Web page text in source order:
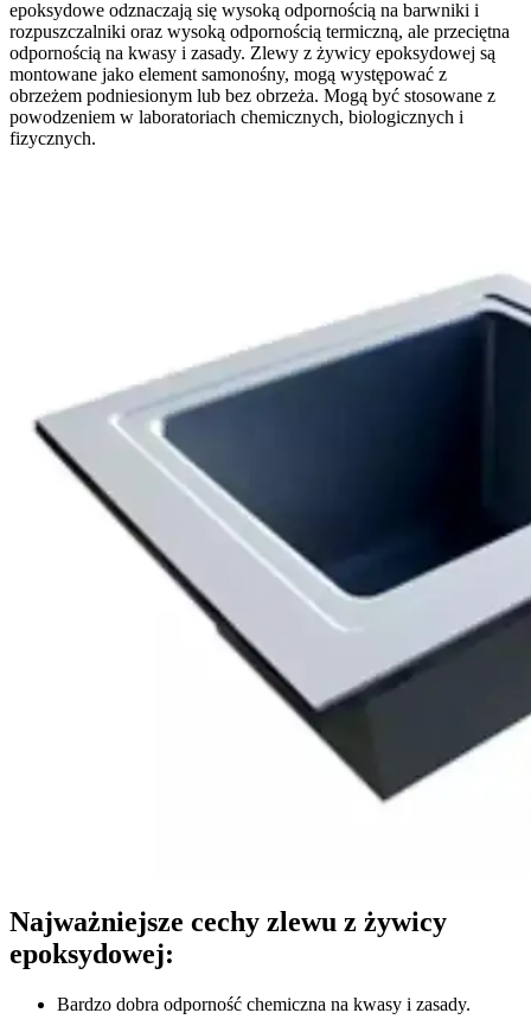
epoksydowe odznaczają się wysoką odpornością na barwniki i
rozpuszczalniki oraz wysoką odpornością termiczną, ale przeciętna
odpornością na kwasy i zasady. Zlewy z żywicy epoksydowej są
montowane jako element samonośny, mogą występować z
obrzeżem podniesionym lub bez obrzeża. Mogą być stosowane z
powodzeniem w laboratoriach chemicznych, biologicznych i
fizycznych.
Najważniejsze cechy zlewu z żywicy
epoksydowej:
Bardzo dobra odporność chemiczna na kwasy i zasady.